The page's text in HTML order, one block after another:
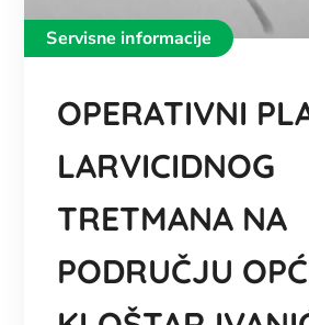
Servisne informacije
OPERATIVNI
LARVICIDNOG
TRETMANA NA
PODRUČJU